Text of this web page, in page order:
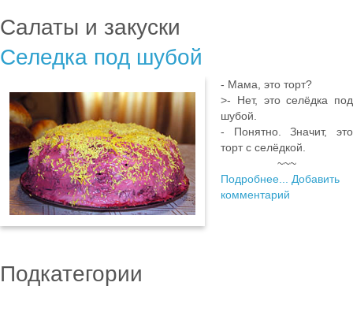
Салаты и закуски
Селедка под шубой
- Мама, это торт?
>- Нет, это селёдка под
шубой.
- Понятно. Значит, это
торт с селёдкой.
~~~
Подробнее... Добавить
комментарий
Подкатегории